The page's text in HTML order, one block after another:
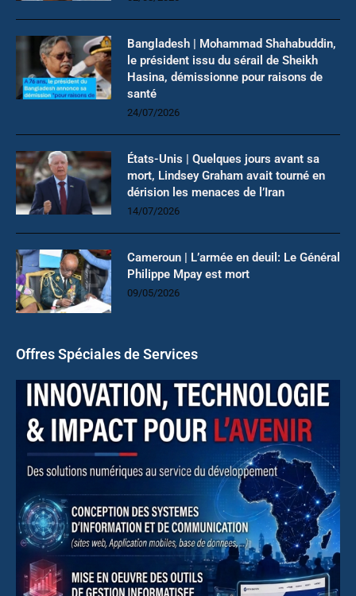
Bangladesh | Mohammad Shahabuddin,
le président issu du sérail de Sheikh
Hasina, démissionne pour raisons de
santé
24/07/2026
États-Unis | Quelques jours avant sa
mort, Lindsey Graham avait tourné en
dérision les menaces de l’Iran
14/07/2026
Cameroun | L’armée en deuil: Le Général
Philippe Mpay est mort
09/05/2026
Offres Spéciales de Services